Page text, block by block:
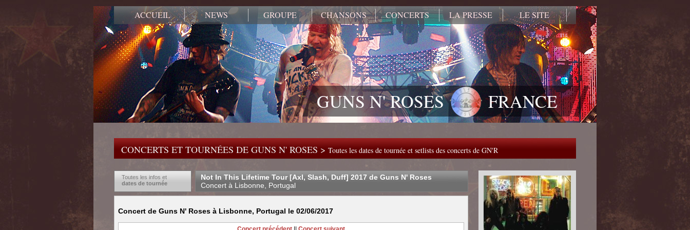
ACCUEIL NEWS GROUPE CHANSONS CONCERTS LA PRESSE LE SITE
GUNS N' ROSES FRANCE
CONCERTS ET TOURNÉES DE GUNS N' ROSES >Toutes les dates de tournée et setlists des concerts de GN'R
Toutes les infos et
dates de tournée
Not In This Lifetime Tour [Axl, Slash, Duff] 2017 de Guns N' Roses
Concert à Lisbonne, Portugal
Concert de Guns N' Roses à Lisbonne, Portugal le 02/06/2017